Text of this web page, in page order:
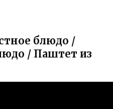
блюдо /
/ Паштет из